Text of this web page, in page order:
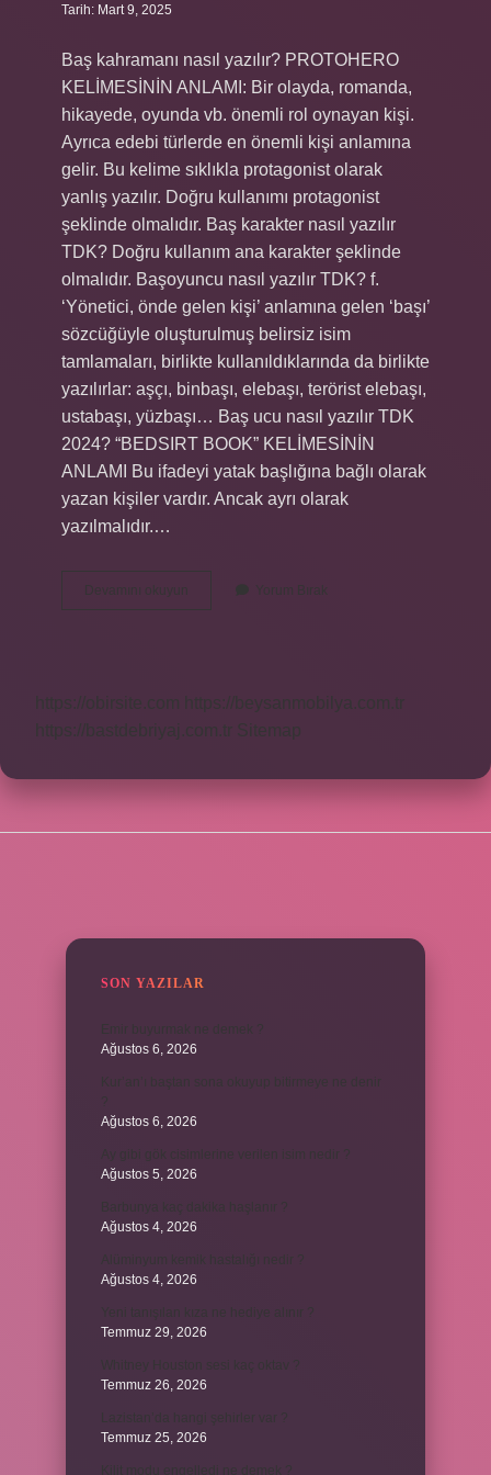
Tarih: Mart 9, 2025
Baş kahramanı nasıl yazılır? PROTOHERO
KELİMESİNİN ANLAMI: Bir olayda, romanda,
hikayede, oyunda vb. önemli rol oynayan kişi.
Ayrıca edebi türlerde en önemli kişi anlamına
gelir. Bu kelime sıklıkla protagonist olarak
yanlış yazılır. Doğru kullanımı protagonist
şeklinde olmalıdır. Baş karakter nasıl yazılır
TDK? Doğru kullanım ana karakter şeklinde
olmalıdır. Başoyuncu nasıl yazılır TDK? f.
‘Yönetici, önde gelen kişi’ anlamına gelen ‘başı’
sözcüğüyle oluşturulmuş belirsiz isim
tamlamaları, birlikte kullanıldıklarında da birlikte
yazılırlar: aşçı, binbaşı, elebaşı, terörist elebaşı,
ustabaşı, yüzbaşı… Baş ucu nasıl yazılır TDK
2024? “BEDSIRT BOOK” KELİMESİNİN
ANLAMI Bu ifadeyi yatak başlığına bağlı olarak
yazan kişiler vardır. Ancak ayrı olarak
yazılmalıdır.…
Devamını okuyun
Kahramanı
Yorum Bırak
https://obirsite.com
https://beysanmobilya.com.tr
https://bastdebriyaj.com.tr Sitemap
SON YAZILAR
Ağustos 6, 2026
Ağustos 6, 2026
Ağustos 5, 2026
Ağustos 4, 2026
Ağustos 4, 2026
Temmuz 29, 2026
Temmuz 26, 2026
Temmuz 25, 2026